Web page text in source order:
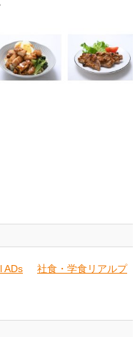
ADs
社食・学食リアルプ